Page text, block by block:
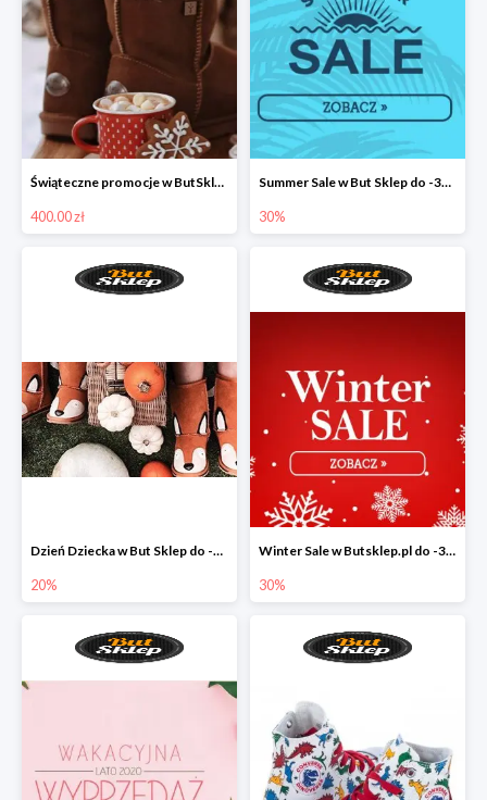
Świąteczne promocje w ButSklep
400.00 zł
Summer Sale w But Sklep do -30%
30%
Dzień Dziecka w But Sklep do -20%
20%
Winter Sale w Butsklep.pl do -30%
30%